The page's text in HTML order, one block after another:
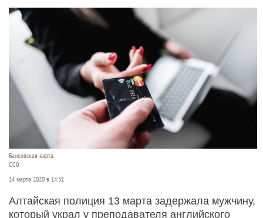
Банковская карта.
СС0
14 марта 2020 в 14:31
Алтайская полиция 13 марта задержала мужчину,
который украл у преподавателя английского